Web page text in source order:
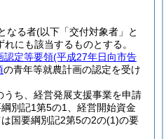
なる者(以下「交付対象者」と
れにも該当するものとする。
認定等要領(平成27年日向市告
の青年等就農計画の認定を受け
うち、経営発展支援事業を申請
別記1第5の1、経営開始資金
国要綱別記2第5の2の(1)の要